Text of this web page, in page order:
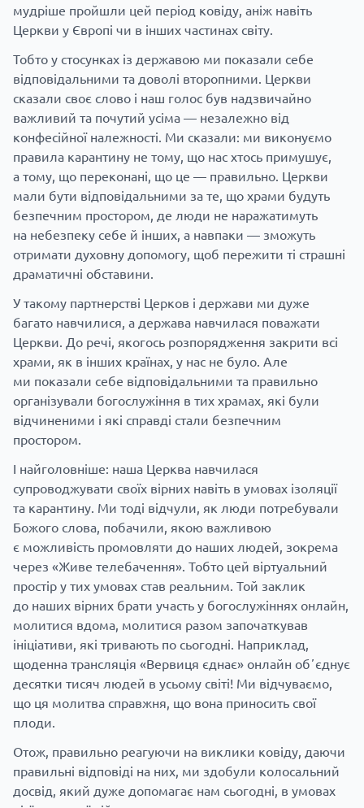
мудріше пройшли цей період ковіду, аніж навіть
Церкви у Європі чи в інших частинах світу.
Тобто у стосунках із державою ми показали себе
відповідальними та доволі второпними. Церкви
сказали своє слово і наш голос був надзвичайно
важливий та почутий усіма — незалежно від
конфесійної належності. Ми сказали: ми виконуємо
правила карантину не тому, що нас хтось примушує,
а тому, що переконані, що це — правильно. Церкви
мали бути відповідальними за те, що храми будуть
безпечним простором, де люди не наражатимуть
на небезпеку себе й інших, а навпаки — зможуть
отримати духовну допомогу, щоб пережити ті страшні
драматичні обставини.
У такому партнерстві Церков і держави ми дуже
багато навчилися, а держава навчилася поважати
Церкви. До речі, якогось розпорядження закрити всі
храми, як в інших країнах, у нас не було. Але
ми показали себе відповідальними та правильно
організували богослужіння в тих храмах, які були
відчиненими і які справді стали безпечним
простором.
І найголовніше: наша Церква навчилася
супроводжувати своїх вірних навіть в умовах ізоляції
та карантину. Ми тоді відчули, як люди потребували
Божого слова, побачили, якою важливою
є можливість промовляти до наших людей, зокрема
через «Живе телебачення». Тобто цей віртуальний
простір у тих умовах став реальним. Той заклик
до наших вірних брати участь у богослужіннях онлайн,
молитися вдома, молитися разом започаткував
ініціативи, які тривають по сьогодні. Наприклад,
щоденна трансляція «Вервиця єднає» онлайн обʼєднує
десятки тисяч людей в усьому світі! Ми відчуваємо,
що ця молитва справжня, що вона приносить свої
плоди.
Отож, правильно реагуючи на виклики ковіду, даючи
правильні відповіді на них, ми здобули колосальний
досвід, який дуже допомагає нам сьогодні, в умовах